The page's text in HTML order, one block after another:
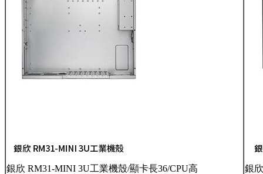
銀欣 RM31-MINI 3U工業機殼/顯卡長36/CPU高
銀